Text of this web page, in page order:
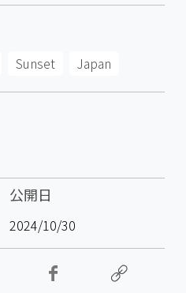
Sunset Japan
公開日
2024/10/30